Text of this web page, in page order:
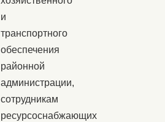
и
транспортного
обеспечения
районной
администрации,
сотрудникам
ресурсоснабжающих